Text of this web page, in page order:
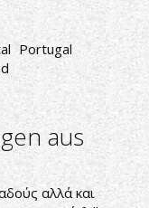
Portugal
aus
αλλά και